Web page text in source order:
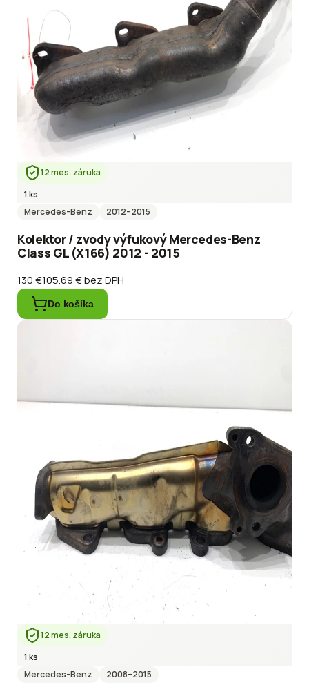
12 mes. záruka
1 ks
Mercedes-Benz
2012–2015
Kolektor / zvody výfukový Mercedes-Benz
Class GL (X166) 2012 - 2015
130 €105.69 €bez DPH
Do košíka
12 mes. záruka
1 ks
Mercedes-Benz
2008–2015